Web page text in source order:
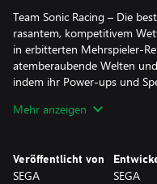
Team Sonic Racing – Die
rasantem, kompetitivem
in erbitterten Mehrspieler-
atemberaubende Welten
indem ihr Power-ups und
und schalte bahnbrechende
Mehr anzeigen
Veröffentlicht von
SEGA SEGA